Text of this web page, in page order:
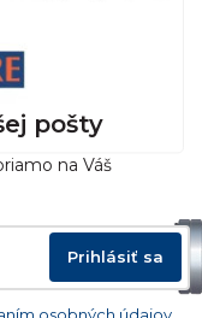
pošty
na Váš
Prihlásiť sa
osobných údajov.